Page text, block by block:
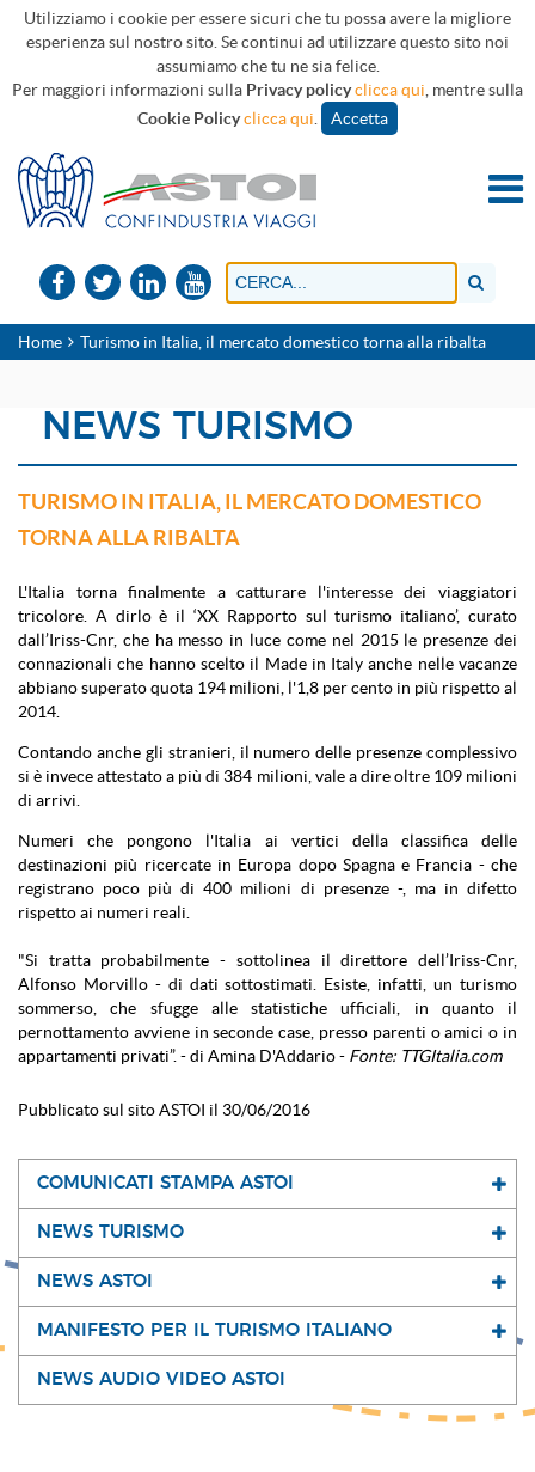
Utilizziamo i cookie per essere sicuri che tu possa avere la migliore
esperienza sul nostro sito. Se continui ad utilizzare questo sito noi
assumiamo che tu ne sia felice.
Per maggiori informazioni sulla Privacy policyclicca qui , mentre sulla
Cookie Policyclicca qui Accetta
Home Turismo in Italia, il mercato domestico torna alla ribalta
NEWS TURISMO
TURISMO IN ITALIA, IL MERCATO DOMESTICO
TORNA ALLA RIBALTA
L'Italia torna finalmente a catturare l'interesse dei viaggiatori
tricolore. A dirlo è il ‘XX Rapporto sul turismo italiano’, curato
dall’Iriss-Cnr, che ha messo in luce come nel 2015 le presenze dei
connazionali che hanno scelto il Made in Italy anche nelle vacanze
abbiano superato quota 194 milioni, l'1,8 per cento in più rispetto al
2014.
Contando anche gli stranieri, il numero delle presenze complessivo
si è invece attestato a più di 384 milioni, vale a dire oltre 109 milioni
di arrivi.
Numeri che pongono l'Italia ai vertici della classifica delle
destinazioni più ricercate in Europa dopo Spagna e Francia - che
registrano poco più di 400 milioni di presenze -, ma in difetto
rispetto ai numeri reali.
"Si tratta probabilmente - sottolinea il direttore dell’Iriss-Cnr,
Alfonso Morvillo - di dati sottostimati. Esiste, infatti, un turismo
sommerso, che sfugge alle statistiche ufficiali, in quanto il
pernottamento avviene in seconde case, presso parenti o amici o in
appartamenti privati”. - di Amina D'Addario - Fonte: TTGItalia.com
Pubblicato sul sito ASTOI il 30/06/2016
COMUNICATI STAMPA ASTOI
NEWS TURISMO
NEWS ASTOI
MANIFESTO PER IL TURISMO ITALIANO
NEWS AUDIO VIDEO ASTOI